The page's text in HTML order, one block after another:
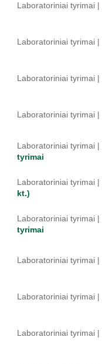
Laboratoriniai tyrimai |
Laboratoriniai tyrimai |
Laboratoriniai tyrimai |
Laboratoriniai tyrimai |
Laboratoriniai tyrimai |
tyrimai
Laboratoriniai tyrimai |
kt.)
Laboratoriniai tyrimai |
tyrimai
Laboratoriniai tyrimai |
Laboratoriniai tyrimai |
Laboratoriniai tyrimai |